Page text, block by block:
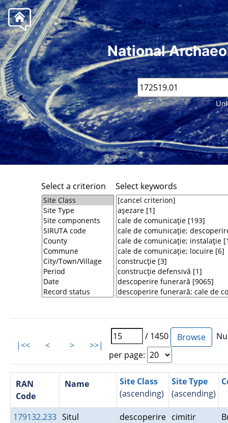
National
Select a criterion Select keywords
|<< < > >>|
/ 1450
per page:
RAN
Code
Name
Site Class
(ascending)
Site Type
(ascending)
179132.233 Situl
descoperire cimitir